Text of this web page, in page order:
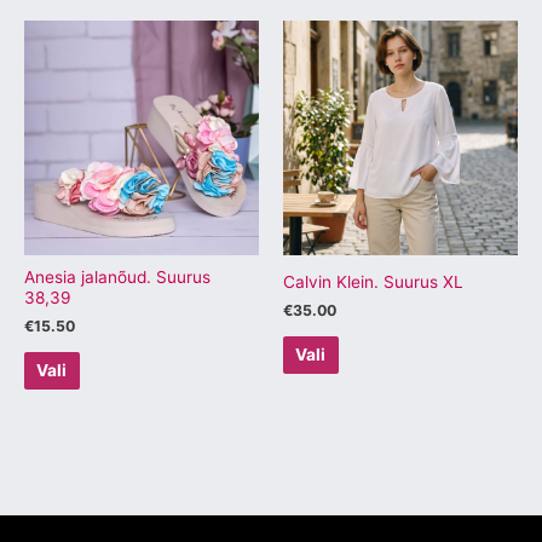
Anesia jalanõud. Suurus
38,39
€15.50
Vali
Sellel
varianti.
Valikuid
saab
teha
tootelehel.
Calvin Klein. Suurus XL
€35.00
Vali
Sellel
tootel
on
mitu
varianti.
Valikuid
saab
teha
tootelehel.